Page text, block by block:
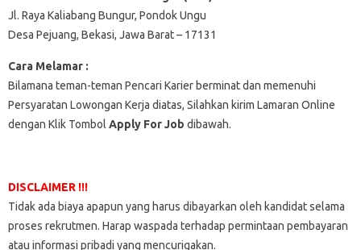
Jl. Raya Kaliabang Bungur, Pondok Ungu
Desa Pejuang, Bekasi, Jawa Barat – 17131
Cara Melamar :
Bilamana teman-teman Pencari Karier berminat dan memenuhi
Persyaratan Lowongan Kerja diatas, Silahkan kirim Lamaran Online
dengan Klik Tombol Apply For Job dibawah.
DISCLAIMER !!!
Tidak ada biaya apapun yang harus dibayarkan oleh kandidat selama
proses rekrutmen. Harap waspada terhadap permintaan pembayaran
atau informasi pribadi yang mencurigakan.